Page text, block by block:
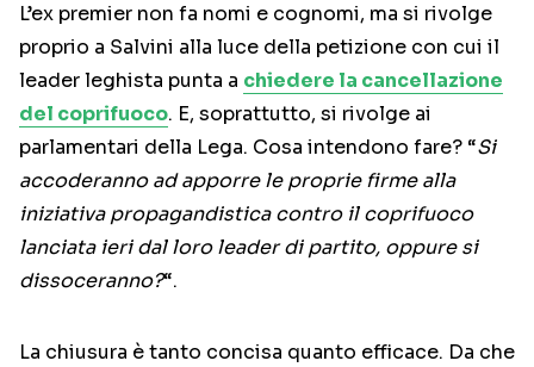
L’ex premier non fa nomi e cognomi, ma si rivolge
proprio a Salvini alla luce della petizione con cui il
leader leghista punta a chiedere la cancellazione
del coprifuoco. E, soprattutto, si rivolge ai
parlamentari della Lega. Cosa intendono fare? “Si
accoderanno ad apporre le proprie firme alla
iniziativa propagandistica contro il coprifuoco
lanciata ieri dal loro leader di partito, oppure si
dissoceranno?“.
La chiusura è tanto concisa quanto efficace. Da che